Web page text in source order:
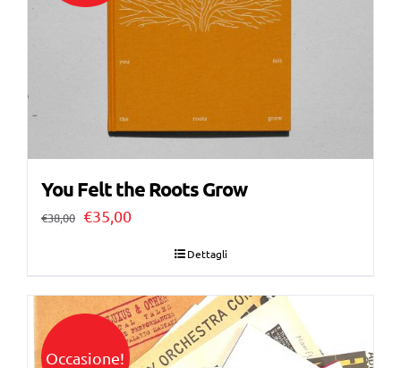
You Felt the Roots Grow
€38,00 Il
era:
€38,00.
€35,00Il
prezzo
è:
€35,00.
Dettagli
Occasione!